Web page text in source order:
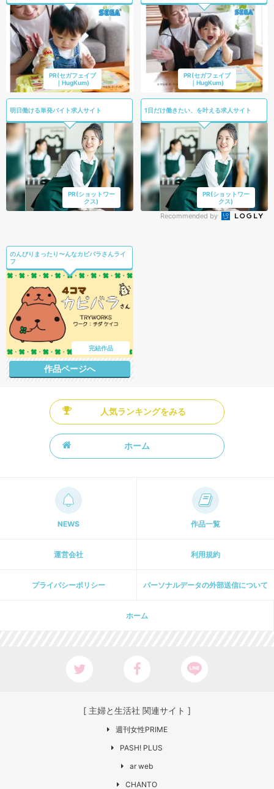
PR(セガフェイブ
｜HugKum)
PR(セガフェイブ
｜HugKum)
明日働ける単発バイト求人サイト
PR(ショットワー
クス)
1日だけ働きたい、を叶える求人サイト
PR(ショットワー
クス)
Recommended by
のんびりまったり〜んなカピバラさんライ
フ
完結作品
作品ページへ
人気ランキングをみる
ホーム
NEWS 作品一覧
運営会社 利用規約
プライパシーポリシー パーソナルデータの外部送信について
ホーム
[ 主婦と生活社 関連サイト ]
週刊女性PRIME
PASH! PLUS
ar web
CHANTO